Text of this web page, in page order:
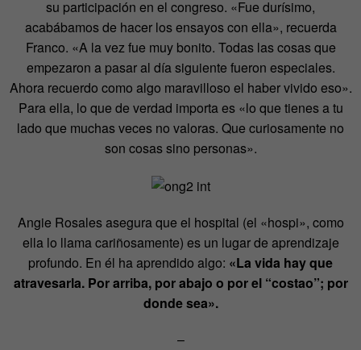
su participación en el congreso. «Fue durísimo,
acabábamos de hacer los ensayos con ella», recuerda
Franco. «A la vez fue muy bonito. Todas las cosas que
empezaron a pasar al día siguiente fueron especiales.
Ahora recuerdo como algo maravilloso el haber vivido eso».
Para ella, lo que de verdad importa es «lo que tienes a tu
lado que muchas veces no valoras. Que curiosamente no
son cosas sino personas».
Angie Rosales asegura que el hospital (el «hospi», como
ella lo llama cariñosamente) es un lugar de aprendizaje
profundo. En él ha aprendido algo: «La vida hay que
atravesarla. Por arriba, por abajo o por el “costao”; por
donde sea».
–